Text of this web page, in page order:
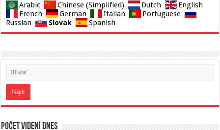
Arabic Chinese (Simplified) Dutch
English
French
German Italian
Portuguese
Russian
Slovak Spanish
Počet videní dnes